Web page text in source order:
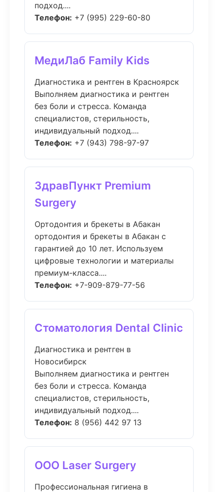
подход....
Телефон: +7 (995) 229-60-80
МедиЛаб Family Kids
Диагностика и рентген в Красноярск
Выполняем диагностика и рентген
без боли и стресса. Команда
специалистов, стерильность,
индивидуальный подход....
Телефон: +7 (943) 798-97-97
ЗдравПункт Premium
Surgery
Ортодонтия и брекеты в Абакан
ортодонтия и брекеты в Абакан с
гарантией до 10 лет. Используем
цифровые технологии и материалы
премиум-класса....
Телефон: +7-909-879-77-56
Стоматология Dental Clinic
Диагностика и рентген в
Новосибирск
Выполняем диагностика и рентген
без боли и стресса. Команда
специалистов, стерильность,
индивидуальный подход....
Телефон: 8 (956) 442 97 13
ООО Laser Surgery
Профессиональная гигиена в